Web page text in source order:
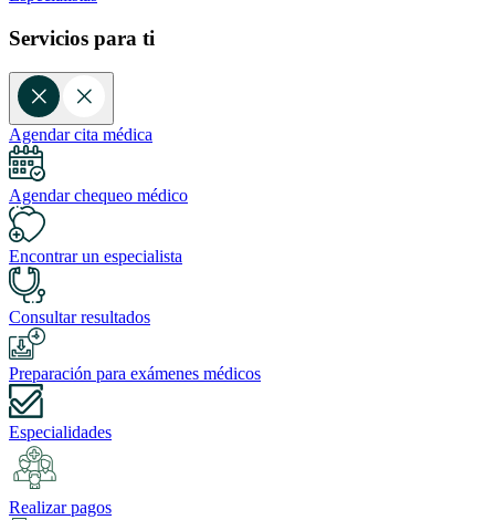
Servicios para ti
Agendar cita médica
Agendar chequeo médico
Encontrar un especialista
Consultar resultados
Preparación para exámenes médicos
Especialidades
Realizar pagos